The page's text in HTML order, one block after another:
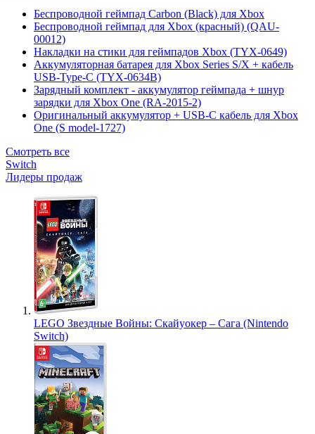
Беспроводной геймпад Carbon (Black) для Xbox
Беспроводной геймпад для Xbox (красный) (QAU-
00012)
Накладки на стики для геймпадов Xbox (TYX-0649)
Аккумуляторная батарея для Xbox Series S/X + кабель
USB-Type-C (TYX-0634B)
Зарядный комплект - аккумулятор геймпада + шнур
зарядки для Xbox One (RA-2015-2)
Оригинальный аккумулятор + USB-C кабель для Xbox
One (S model-1727)
Смотреть все
Switch
Лидеры продаж
LEGO Звездные Войны: Скайуокер – Сага (Nintendo
Switch)